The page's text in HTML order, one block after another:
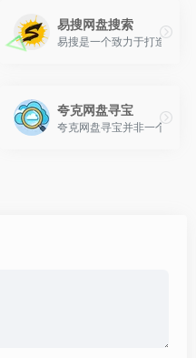
)资源搜索，致力于云盘资源的技术收
易搜网盘搜索
易搜是一个致力于打造极致
支持百度网盘、阿里网盘、夸克网盘
夸克网盘寻宝
夸克网盘寻宝并非一个传统